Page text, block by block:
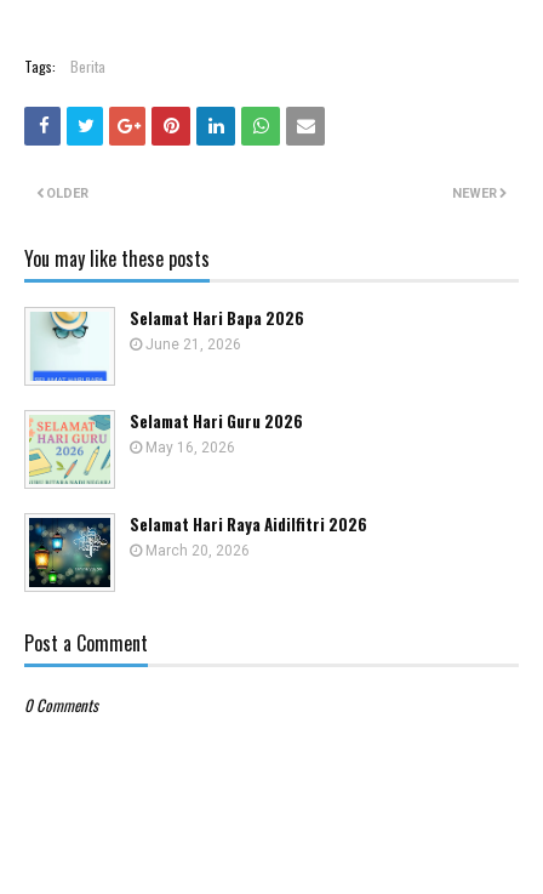
Tags: Berita
NEWER
OLDER
You may like these posts
Selamat Hari Bapa 2026
June 21, 2026
Selamat Hari Guru 2026
May 16, 2026
Selamat Hari Raya Aidilfitri 2026
March 20, 2026
Post a Comment
0 Comments